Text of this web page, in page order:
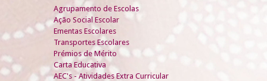
Agrupamento de Escolas
Ação Social Escolar
Ementas Escolares
Transportes Escolares
Prémios de Mérito
Carta Educativa
AEC's - Atividades Extra Curricular